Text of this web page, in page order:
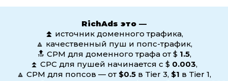
RichAds это —
⏫ источник доменного трафика,
🔼 качественный пуш и попс-трафик,
🔝 CPM для доменного трафа от $ 1.5,
⏫ CPC для пушей начинается с $ 0.003,
🔼 CPM для попсов — от $0.5 в Tier 3, $1 в Tier 1,